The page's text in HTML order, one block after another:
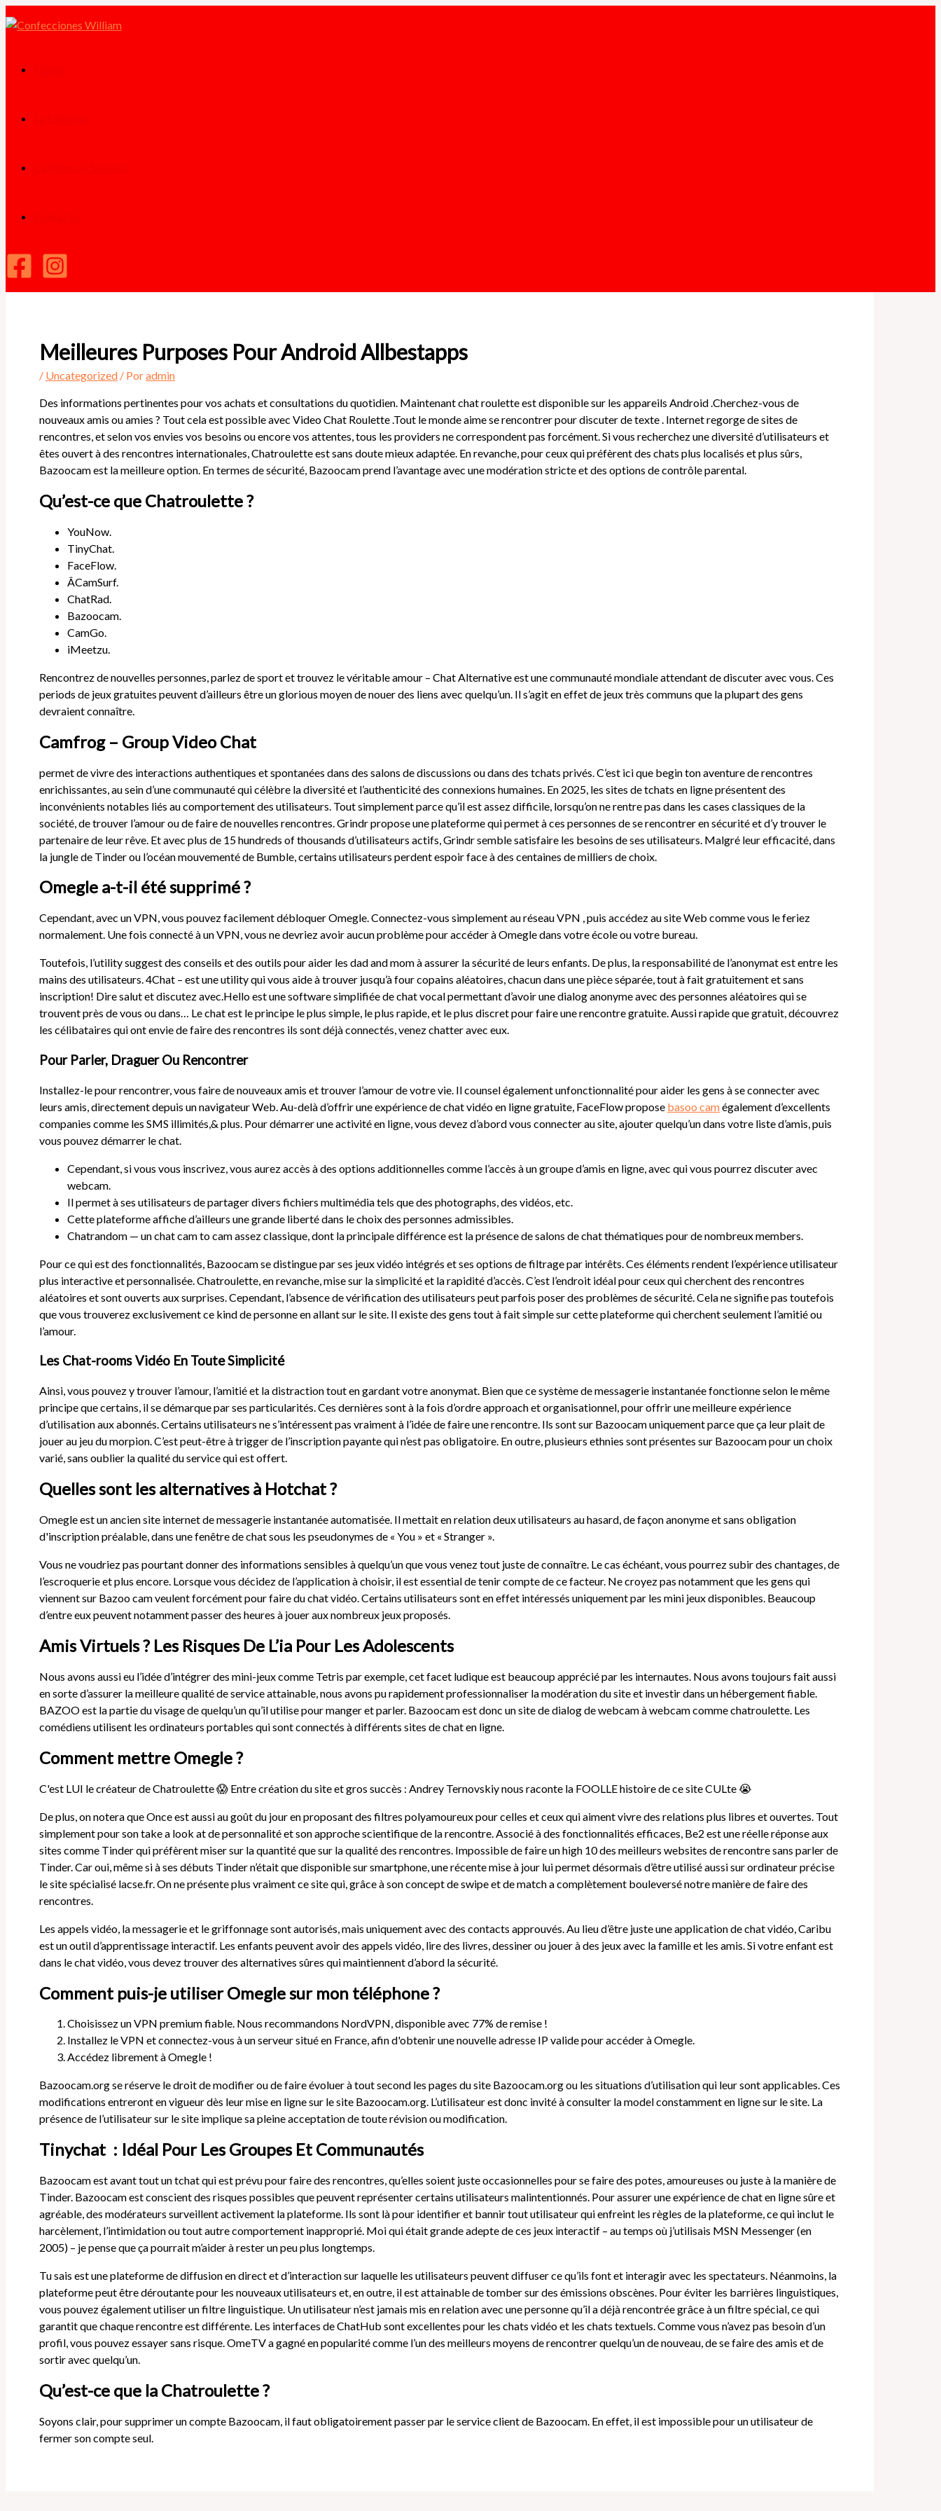
Ir
al
Meilleures Purposes Pour Android Allbestapps
/ Uncategorized / Poradmin
Des informations pertinentes pour vos achats et consultations du quotidien. Maintenant chat roulette est disponible sur les appareils Android .Cherchez-vous de
nouveaux amis ou amies ? Tout cela est possible avec Video Chat Roulette .Tout le monde aime se rencontrer pour discuter de texte . Internet regorge de sites de
rencontres, et selon vos envies vos besoins ou encore vos attentes, tous les providers ne correspondent pas forcément. Si vous recherchez une diversité d’utilisateurs et
êtes ouvert à des rencontres internationales, Chatroulette est sans doute mieux adaptée. En revanche, pour ceux qui préfèrent des chats plus localisés et plus sûrs,
Bazoocam est la meilleure option. En termes de sécurité, Bazoocam prend l’avantage avec une modération stricte et des options de contrôle parental.
Qu’est-ce que Chatroulette ?
YouNow.
TinyChat.
FaceFlow.
ÂCamSurf.
ChatRad.
Bazoocam.
CamGo.
iMeetzu.
Rencontrez de nouvelles personnes, parlez de sport et trouvez le véritable amour – Chat Alternative est une communauté mondiale attendant de discuter avec vous. Ces
periods de jeux gratuites peuvent d’ailleurs être un glorious moyen de nouer des liens avec quelqu’un. Il s’agit en effet de jeux très communs que la plupart des gens
devraient connaître.
Camfrog – Group Video Chat
permet de vivre des interactions authentiques et spontanées dans des salons de discussions ou dans des tchats privés. C’est ici que begin ton aventure de rencontres
enrichissantes, au sein d’une communauté qui célèbre la diversité et l’authenticité des connexions humaines. En 2025, les sites de tchats en ligne présentent des
inconvénients notables liés au comportement des utilisateurs. Tout simplement parce qu’il est assez difficile, lorsqu’on ne rentre pas dans les cases classiques de la
société, de trouver l’amour ou de faire de nouvelles rencontres. Grindr propose une plateforme qui permet à ces personnes de se rencontrer en sécurité et d’y trouver le
partenaire de leur rêve. Et avec plus de 15 hundreds of thousands d’utilisateurs actifs, Grindr semble satisfaire les besoins de ses utilisateurs. Malgré leur efficacité, dans
la jungle de Tinder ou l’océan mouvementé de Bumble, certains utilisateurs perdent espoir face à des centaines de milliers de choix.
Omegle a-t-il été supprimé ?
Cependant, avec un VPN, vous pouvez facilement débloquer Omegle. Connectez-vous simplement au réseau VPN , puis accédez au site Web comme vous le feriez
normalement. Une fois connecté à un VPN, vous ne devriez avoir aucun problème pour accéder à Omegle dans votre école ou votre bureau.
Toutefois, l’utility suggest des conseils et des outils pour aider les dad and mom à assurer la sécurité de leurs enfants. De plus, la responsabilité de l’anonymat est entre les
mains des utilisateurs. 4Chat – est une utility qui vous aide à trouver jusqu’à four copains aléatoires, chacun dans une pièce séparée, tout à fait gratuitement et sans
inscription! Dire salut et discutez avec.Hello est une software simplifiée de chat vocal permettant d’avoir une dialog anonyme avec des personnes aléatoires qui se
trouvent près de vous ou dans… Le chat est le principe le plus simple, le plus rapide, et le plus discret pour faire une rencontre gratuite. Aussi rapide que gratuit, découvrez
les célibataires qui ont envie de faire des rencontres ils sont déjà connectés, venez chatter avec eux.
Pour Parler, Draguer Ou Rencontrer
Installez-le pour rencontrer, vous faire de nouveaux amis et trouver l’amour de votre vie. Il counsel également unfonctionnalité pour aider les gens à se connecter avec
leurs amis, directement depuis un navigateur Web. Au-delà d’offrir une expérience de chat vidéo en ligne gratuite, FaceFlow propose basoo camégalement d’excellents
companies comme les SMS illimités,& plus. Pour démarrer une activité en ligne, vous devez d’abord vous connecter au site, ajouter quelqu’un dans votre liste d’amis, puis
vous pouvez démarrer le chat.
Cependant, si vous vous inscrivez, vous aurez accès à des options additionnelles comme l’accès à un groupe d’amis en ligne, avec qui vous pourrez discuter avec
webcam.
Il permet à ses utilisateurs de partager divers fichiers multimédia tels que des photographs, des vidéos, etc.
Cette plateforme affiche d’ailleurs une grande liberté dans le choix des personnes admissibles.
Chatrandom — un chat cam to cam assez classique, dont la principale différence est la présence de salons de chat thématiques pour de nombreux members.
Pour ce qui est des fonctionnalités, Bazoocam se distingue par ses jeux vidéo intégrés et ses options de filtrage par intérêts. Ces éléments rendent l’expérience utilisateur
plus interactive et personnalisée. Chatroulette, en revanche, mise sur la simplicité et la rapidité d’accès. C’est l’endroit idéal pour ceux qui cherchent des rencontres
aléatoires et sont ouverts aux surprises. Cependant, l’absence de vérification des utilisateurs peut parfois poser des problèmes de sécurité. Cela ne signifie pas toutefois
que vous trouverez exclusivement ce kind de personne en allant sur le site. Il existe des gens tout à fait simple sur cette plateforme qui cherchent seulement l’amitié ou
l’amour.
Les Chat-rooms Vidéo En Toute Simplicité
Ainsi, vous pouvez y trouver l’amour, l’amitié et la distraction tout en gardant votre anonymat. Bien que ce système de messagerie instantanée fonctionne selon le même
principe que certains, il se démarque par ses particularités. Ces dernières sont à la fois d’ordre approach et organisationnel, pour offrir une meilleure expérience
d’utilisation aux abonnés. Certains utilisateurs ne s’intéressent pas vraiment à l’idée de faire une rencontre. Ils sont sur Bazoocam uniquement parce que ça leur plait de
jouer au jeu du morpion. C’est peut-être à trigger de l’inscription payante qui n’est pas obligatoire. En outre, plusieurs ethnies sont présentes sur Bazoocam pour un choix
varié, sans oublier la qualité du service qui est offert.
Quelles sont les alternatives à Hotchat ?
Omegle est un ancien site internet de messagerie instantanée automatisée. Il mettait en relation deux utilisateurs au hasard, de façon anonyme et sans obligation
d'inscription préalable, dans une fenêtre de chat sous les pseudonymes de « You » et « Stranger ».
Vous ne voudriez pas pourtant donner des informations sensibles à quelqu’un que vous venez tout juste de connaître. Le cas échéant, vous pourrez subir des chantages, de
l’escroquerie et plus encore. Lorsque vous décidez de l’application à choisir, il est essential de tenir compte de ce facteur. Ne croyez pas notamment que les gens qui
viennent sur Bazoo cam veulent forcément pour faire du chat vidéo. Certains utilisateurs sont en effet intéressés uniquement par les mini jeux disponibles. Beaucoup
d’entre eux peuvent notamment passer des heures à jouer aux nombreux jeux proposés.
Amis Virtuels ? Les Risques De L’ia Pour Les Adolescents
Nous avons aussi eu l’idée d’intégrer des mini-jeux comme Tetris par exemple, cet facet ludique est beaucoup apprécié par les internautes. Nous avons toujours fait aussi
en sorte d’assurer la meilleure qualité de service attainable, nous avons pu rapidement professionnaliser la modération du site et investir dans un hébergement fiable.
BAZOO est la partie du visage de quelqu’un qu’il utilise pour manger et parler. Bazoocam est donc un site de dialog de webcam à webcam comme chatroulette. Les
comédiens utilisent les ordinateurs portables qui sont connectés à différents sites de chat en ligne.
Comment mettre Omegle ?
C'est LUI le créateur de Chatroulette 😱 Entre création du site et gros succès : Andrey Ternovskiy nous raconte la FOOLLE histoire de ce site CULte 😭
De plus, on notera que Once est aussi au goût du jour en proposant des filtres polyamoureux pour celles et ceux qui aiment vivre des relations plus libres et ouvertes. Tout
simplement pour son take a look at de personnalité et son approche scientifique de la rencontre. Associé à des fonctionnalités efficaces, Be2 est une réelle réponse aux
sites comme Tinder qui préfèrent miser sur la quantité que sur la qualité des rencontres. Impossible de faire un high 10 des meilleurs websites de rencontre sans parler de
Tinder. Car oui, même si à ses débuts Tinder n’était que disponible sur smartphone, une récente mise à jour lui permet désormais d’être utilisé aussi sur ordinateur précise
le site spécialisé lacse.fr. On ne présente plus vraiment ce site qui, grâce à son concept de swipe et de match a complètement bouleversé notre manière de faire des
rencontres.
Les appels vidéo, la messagerie et le griffonnage sont autorisés, mais uniquement avec des contacts approuvés. Au lieu d’être juste une application de chat vidéo, Caribu
est un outil d’apprentissage interactif. Les enfants peuvent avoir des appels vidéo, lire des livres, dessiner ou jouer à des jeux avec la famille et les amis. Si votre enfant est
dans le chat vidéo, vous devez trouver des alternatives sûres qui maintiennent d’abord la sécurité.
Comment puis-je utiliser Omegle sur mon téléphone ?
Choisissez un VPN premium fiable. Nous recommandons NordVPN, disponible avec 77% de remise !
Installez le VPN et connectez-vous à un serveur situé en France, afin d'obtenir une nouvelle adresse IP valide pour accéder à Omegle.
Accédez librement à Omegle !
Bazoocam.org se réserve le droit de modifier ou de faire évoluer à tout second les pages du site Bazoocam.org ou les situations d’utilisation qui leur sont applicables. Ces
modifications entreront en vigueur dès leur mise en ligne sur le site Bazoocam.org. L’utilisateur est donc invité à consulter la model constamment en ligne sur le site. La
présence de l’utilisateur sur le site implique sa pleine acceptation de toute révision ou modification.
Tinychat : Idéal Pour Les Groupes Et Communautés
Bazoocam est avant tout un tchat qui est prévu pour faire des rencontres, qu’elles soient juste occasionnelles pour se faire des potes, amoureuses ou juste à la manière de
Tinder. Bazoocam est conscient des risques possibles que peuvent représenter certains utilisateurs malintentionnés. Pour assurer une expérience de chat en ligne sûre et
agréable, des modérateurs surveillent activement la plateforme. Ils sont là pour identifier et bannir tout utilisateur qui enfreint les règles de la plateforme, ce qui inclut le
harcèlement, l’intimidation ou tout autre comportement inapproprié. Moi qui était grande adepte de ces jeux interactif – au temps où j’utilisais MSN Messenger (en
2005) – je pense que ça pourrait m’aider à rester un peu plus longtemps.
Tu sais est une plateforme de diffusion en direct et d’interaction sur laquelle les utilisateurs peuvent diffuser ce qu’ils font et interagir avec les spectateurs. Néanmoins, la
plateforme peut être déroutante pour les nouveaux utilisateurs et, en outre, il est attainable de tomber sur des émissions obscènes. Pour éviter les barrières linguistiques,
vous pouvez également utiliser un filtre linguistique. Un utilisateur n’est jamais mis en relation avec une personne qu’il a déjà rencontrée grâce à un filtre spécial, ce qui
garantit que chaque rencontre est différente. Les interfaces de ChatHub sont excellentes pour les chats vidéo et les chats textuels. Comme vous n’avez pas besoin d’un
profil, vous pouvez essayer sans risque. OmeTV a gagné en popularité comme l’un des meilleurs moyens de rencontrer quelqu’un de nouveau, de se faire des amis et de
sortir avec quelqu’un.
Qu’est-ce que la Chatroulette ?
Soyons clair, pour supprimer un compte Bazoocam, il faut obligatoirement passer par le service client de Bazoocam. En effet, il est impossible pour un utilisateur de
fermer son compte seul.